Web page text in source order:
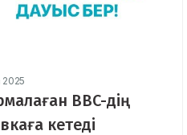
2025
BBC-дің
кетеді